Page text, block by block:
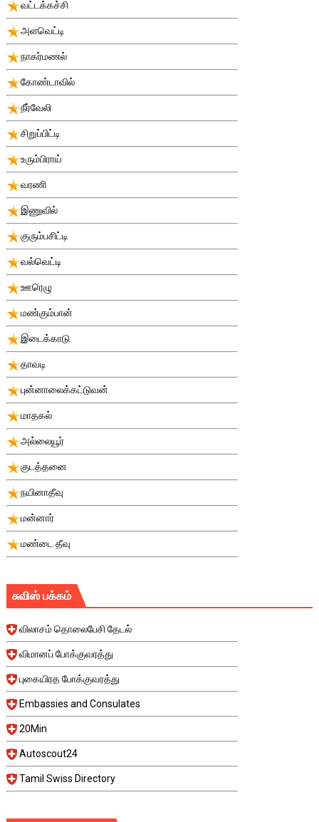
வட்டக்கச்சி
அளவெட்டி
நாகர்மணல்
கோண்டாவில்
நீர்வேலி
சிறுப்பிட்டி
உரும்பிராய்
வரணி
இணுவில்
குரும்பசிட்டி
வல்வெட்டி
ஊரெழு
மண்கும்பான்
இடைக்காடு
தாவடி
புன்னாலைக்கட்டுவன்
மாதகல்
அல்லையூர்
குடத்தனை
நயினாதீவு
மன்னார்
மண்டை தீவு
சுவிஸ் பக்கம்
விலாசம் தொலைபேசி தேடல்
விமானப் போக்குவரத்து
புகையிரத போக்குவரத்து
Embassies and Consulates
20Min
Autoscout24
Tamil Swiss Directory